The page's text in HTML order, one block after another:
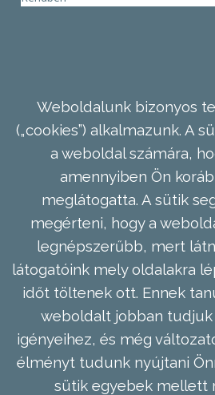
Weboldalunk bizonyos
(„cookies”) alkalmazunk. A
a weboldal számára,
amennyiben Ön
meglátogatta. A sütik
megérteni, hogy a
legnépszerűbb, mert
látogatóink mely oldalakra
időt töltenek ott. Ennek
weboldalt jobban tudjuk
igényeihez, és még
élményt tudunk nyújtani
sütik egyebek mellett